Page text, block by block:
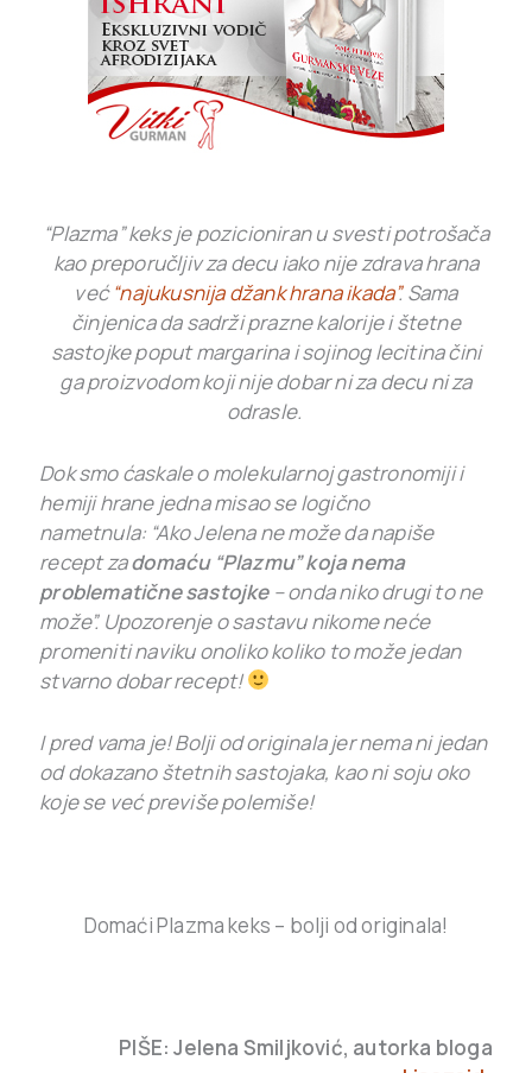
“Plazma” keks je pozicioniran u svesti potrošača
kao preporučljiv za decu iako nije zdrava hrana
već“najukusnija džank hrana ikada”. Sama
činjenica da sadrži prazne kalorije i štetne
sastojke poput margarina i sojinog lecitina čini
ga proizvodom koji nije dobar ni za decu ni za
odrasle.
Dok smo ćaskale o molekularnoj gastronomiji i
hemiji hrane jedna misao se logično
nametnula: “Ako Jelena ne može da napiše
recept zadomaću “Plazmu” koja nema
problematične sastojke– onda niko drugi to ne
može”. Upozorenje o sastavu nikome neće
promeniti naviku onoliko koliko to može jedan
stvarno dobar recept!
I pred vama je! Bolji od originala jer nema ni jedan
od dokazano štetnih sastojaka, kao ni soju oko
koje se već previše polemiše!
Domaći Plazma keks – bolji od originala!
PIŠE: Jelena Smiljković, autorka bloga